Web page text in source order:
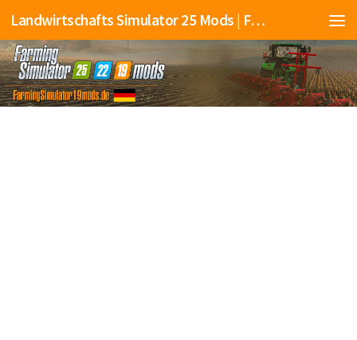
Landwirtschafts Simulator 25 Mods | Farming Simulator 25 Mods | FS25 Mods